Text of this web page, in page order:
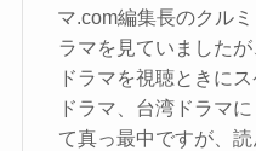
マ.com編集長のクル
ラマを見ていました
ドラマを視聴ときに
ドラマ、台湾ドラマ
て真っ最中ですが、